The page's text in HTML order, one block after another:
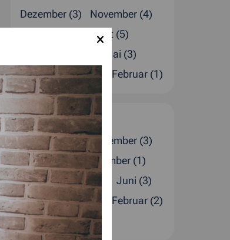
Dezember (3)
November (4)
August (5)
Mai (3)
April (1)
März (2) Februar (1)
2017
Dezember (4)
November (3)
Oktober (2)
September (1)
August (1)
Juli (4)
Juni (3)
April (2)
März (1)
Februar (2)
Januar (4)